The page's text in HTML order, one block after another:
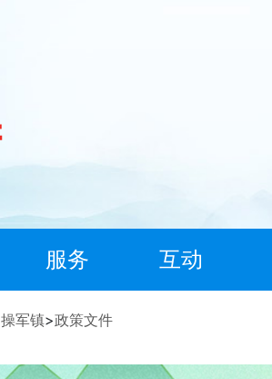
服务 互动
操军镇>政策文件